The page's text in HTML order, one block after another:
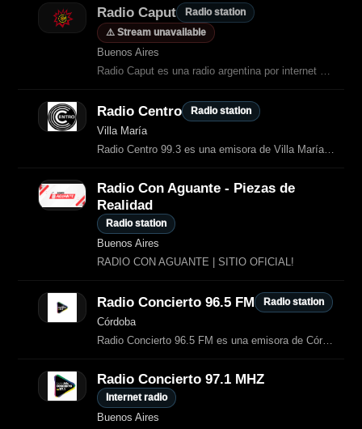
Radio Caput
Radio station
⚠️ Stream unavailable
Buenos Aires
Radio Caput es una radio argentina por internet que transmite música, noticias, deportes, cultura y programas en vivo.
Radio Centro Radio station
Villa María
Radio Centro 99.3 es una emisora de Villa María que ofrece información actualizada, música para todos los gustos, espacios culturales, entretenimiento y lo último en deportes.
Radio Con Aguante - Piezas de
Realidad
Radio station
Buenos Aires
RADIO CON AGUANTE | SITIO OFICIAL!
Radio Concierto 96.5 FM Radio station
Córdoba
Radio Concierto 96.5 FM es una emisora de Córdoba, Argentina, que transmite
Radio Concierto 97.1 MHZ
Internet radio
Buenos Aires